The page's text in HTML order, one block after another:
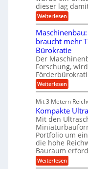
r
u
n
g
e
n
B
S
C
L
w
e
i
t
e
e
n
t
w
i
c
k
e
s
f
r
e
e
s
H
y
b
r
i
d
-
u
g
e
l
l
a
g
e
r
dieser lag
Weiterlesen:
T
u
m
p
f
e
r
z
i
e
t
U
m
s
a
t
z
k
n
a
braucht mehr
Bürokratie
Der
Forschung,
Weiterlesen:
M
s
c
h
i
n
e
n
b
a
u
Mit 3 Metern
Kompakte
Mit den
Portfolio um
die hohe
Bauraum
Weiterlesen:
K